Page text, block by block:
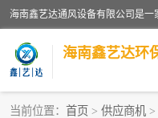
海南鑫艺达环
当前位置： 首页 > 供应商机 >